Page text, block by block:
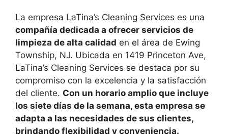
La empresa LaTina’s Cleaning Services es una
compañía dedicada a ofrecer servicios de
limpieza de alta calidad en el área de Ewing
Township, NJ. Ubicada en 1419 Princeton Ave,
LaTina’s Cleaning Services se destaca por su
compromiso con la excelencia y la satisfacción
del cliente. Con un horario amplio que incluye
los siete días de la semana, esta empresa se
adapta a las necesidades de sus clientes,
brindando flexibilidad y conveniencia.